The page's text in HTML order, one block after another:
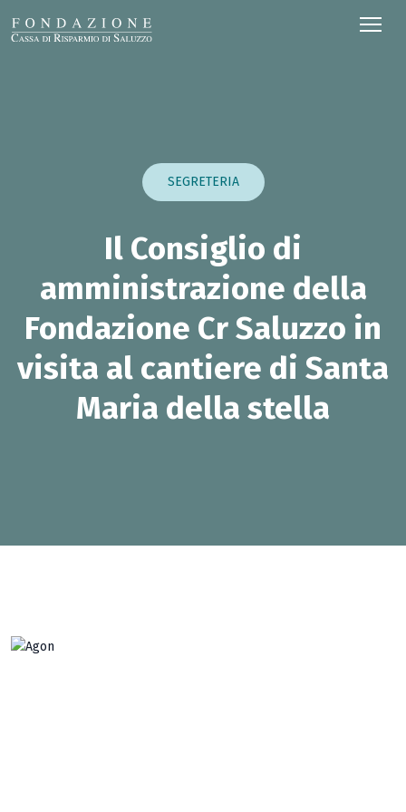
SEGRETERIA
Il Consiglio di
amministrazione della
Fondazione Cr Saluzzo in
visita al cantiere di Santa
Maria della stella